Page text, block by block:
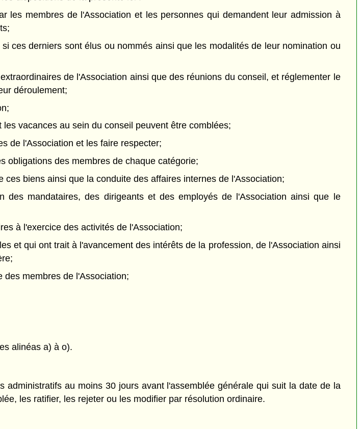
les membres de l'Association et les personnes qui demandent leur admission à
ces derniers sont élus ou nommés ainsi que les modalités de leur nomination ou
de l'Association ainsi que des réunions du conseil, et réglementer le
déroulement;
vacances au sein du conseil peuvent être comblées;
de l'Association et les faire respecter;
obligations des membres de chaque catégorie;
biens ainsi que la conduite des affaires internes de l'Association;
mandataires, des dirigeants et des employés de l'Association ainsi que le
à l'exercice des activités de l'Association;
et qui ont trait à l'avancement des intérêts de la profession, de l'Association ainsi
des membres de l'Association;
alinéas a) à o).
administratifs au moins 30 jours avant l'assemblée générale qui suit la date de la
les ratifier, les rejeter ou les modifier par résolution ordinaire.